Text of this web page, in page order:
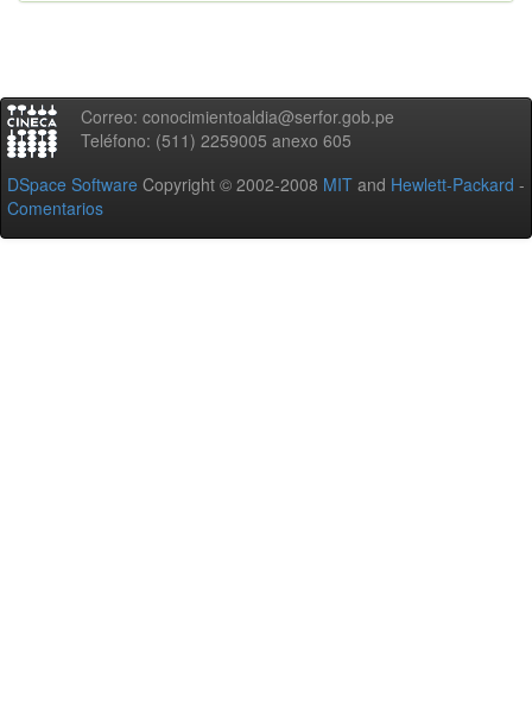
Correo: conocimientoaldia@serfor.gob.pe
Teléfono: (511) 2259005 anexo 605
DSpace Software Copyright © 2002-2008 MIT and Hewlett-Packard -
Comentarios